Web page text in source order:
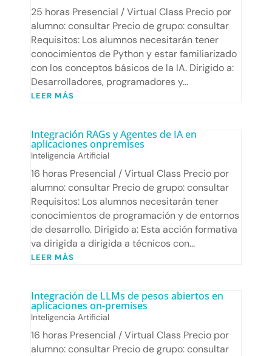
25 horas Presencial / Virtual Class Precio por
alumno: consultar Precio de grupo: consultar
Requisitos: Los alumnos necesitarán tener
conocimientos de Python y estar familiarizado
con los conceptos básicos de la IA. Dirigido a:
Desarrolladores, programadores y...
LEER MÁS
Integración RAGs y Agentes de IA en
aplicaciones onpremises
Inteligencia Artificial
16 horas Presencial / Virtual Class Precio por
alumno: consultar Precio de grupo: consultar
Requisitos: Los alumnos necesitarán tener
conocimientos de programación y de entornos
de desarrollo. Dirigido a: Esta acción formativa
va dirigida a dirigida a técnicos con...
LEER MÁS
Integración de LLMs de pesos abiertos en
aplicaciones on-premises
Inteligencia Artificial
16 horas Presencial / Virtual Class Precio por
alumno: consultar Precio de grupo: consultar